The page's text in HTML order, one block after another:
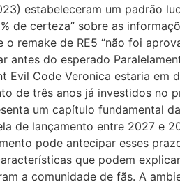
estabeleceram um padrão
de certeza” sobre as
remake de RE5 “não foi
antes do esperado
Evil Code Veronica estaria em
de três anos já investidos no
um capítulo fundamental
de lançamento entre 2027 e
pode antecipar esses
que podem
a comunidade de fãs. A